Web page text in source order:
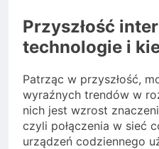
Przyszłość
technologie i
Patrząc w przyszłość,
wyraźnych trendów w
nich jest wzrost
czyli połączenia w sieć
urządzeń codziennego